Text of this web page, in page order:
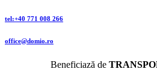
tel:+40 771 008 266
office@domio.ro
Beneficiază de